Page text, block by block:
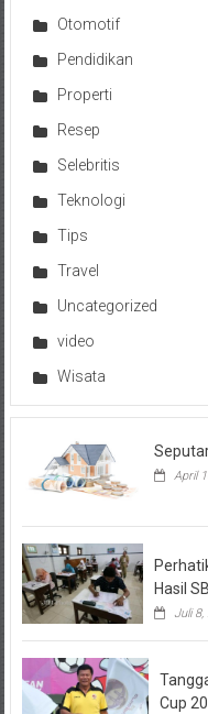
Otomotif
Pendidikan
Properti
Resep
Selebritis
Teknologi
Tips
Travel
Uncategorized
video
Wisata
April
Hasil
Juli 8,
Cup